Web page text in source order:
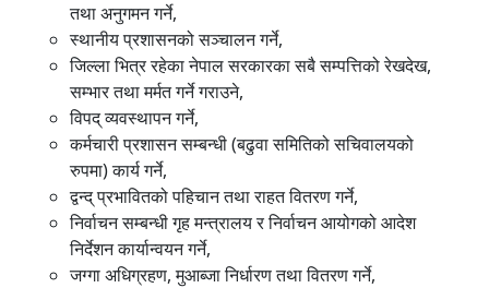
तथा अनुगमन गर्ने,
स्थानीय प्रशासनको सञ्चालन गर्ने,
जिल्ला भित्र रहेका नेपाल सरकारका सबै सम्पत्तिको रेखदेख,
सम्भार तथा मर्मत गर्ने गराउने,
विपद् व्यवस्थापन गर्ने,
कर्मचारी प्रशासन सम्बन्धी (बढुवा समितिको सचिवालयको
रुपमा) कार्य गर्ने,
द्वन्द् प्रभावितको पहिचान तथा राहत वितरण गर्ने,
निर्वाचन सम्बन्धी गृह मन्त्रालय र निर्वाचन आयोगको आदेश
निर्देशन कार्यान्वयन गर्ने,
जग्गा अधिग्रहण, मुआब्जा निर्धारण तथा वितरण गर्ने,